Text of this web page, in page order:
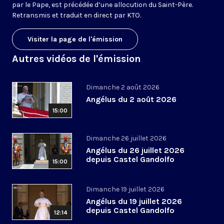
par le Pape, est précédée d’une allocution du Saint-Père.
Retransmis et traduit en direct par KTO.
Visiter la page de l'émission
Autres vidéos de l'émission
15:00
Dimanche 2 août 2026
Angélus du 2 août 2026
15:00
Dimanche 26 juillet 2026
Angélus du 26 juillet 2026
depuis Castel Gandolfo
12:14
Dimanche 19 juillet 2026
Angélus du 19 juillet 2026
depuis Castel Gandolfo